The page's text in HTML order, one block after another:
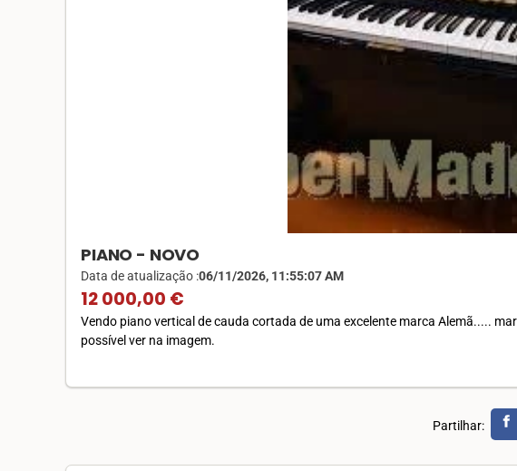
PIANO - NOVO
Data de atualização :06/11/2026, 11:55:07 AM
12 000,00 €
Vendo piano vertical de cauda cortada de uma excelente marca Alemã.....
possível ver na imagem.
Partilhar: